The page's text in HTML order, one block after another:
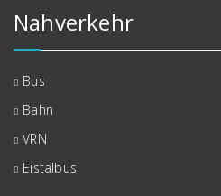
Nahverkehr
Bus
Bahn
VRN
Eistalbus